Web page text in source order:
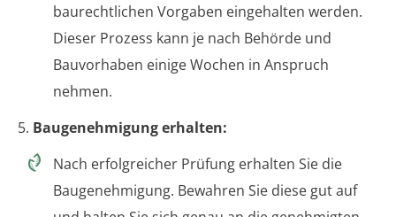
baurechtlichen Vorgaben eingehalten werden.
Dieser Prozess kann je nach Behörde und
Bauvorhaben einige Wochen in Anspruch
nehmen.
5. Baugenehmigung erhalten:
Nach erfolgreicher Prüfung erhalten Sie die
Baugenehmigung. Bewahren Sie diese gut auf